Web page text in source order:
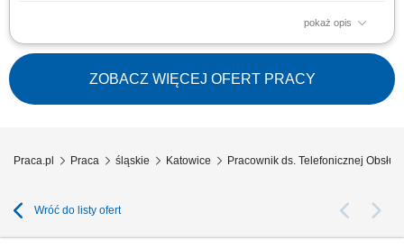
pokaż opis
Zakres obowiązków: Telefoniczny kontakt z klientami zainteresowanymi
produktami firmy. Sprzedaż usług finansowych oraz szkoleń z zakresu
edukacji finansowej. Pozyskiwanie nowych klientów oraz rozwijanie
relacji z obecnymi. Współpraca z kluczowymi partnerami biznesowymi.
Praca nad realizacją...
ZOBACZ WIĘCEJ OFERT PRACY
Praca.pl Praca śląskie Katowice Pracownik ds. Telefonicznej
Wróć do listy ofert